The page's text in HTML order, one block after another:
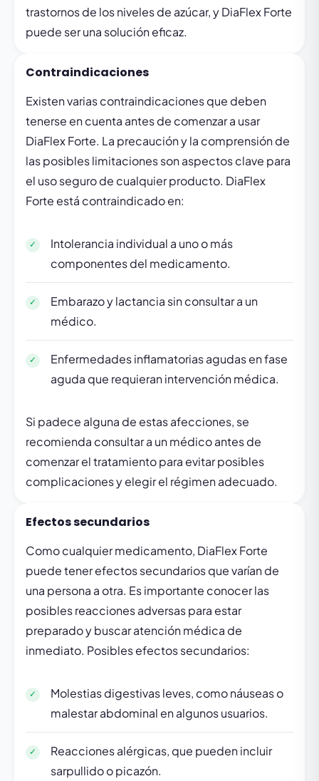
trastornos de los niveles de azúcar, y DiaFlex Forte
puede ser una solución eficaz.
Contraindicaciones
Existen varias contraindicaciones que deben
tenerse en cuenta antes de comenzar a usar
DiaFlex Forte. La precaución y la comprensión de
las posibles limitaciones son aspectos clave para
el uso seguro de cualquier producto. DiaFlex
Forte está contraindicado en:
Intolerancia individual a uno o más
componentes del medicamento.
Embarazo y lactancia sin consultar a un
médico.
Enfermedades inflamatorias agudas en fase
aguda que requieran intervención médica.
Si padece alguna de estas afecciones, se
recomienda consultar a un médico antes de
comenzar el tratamiento para evitar posibles
complicaciones y elegir el régimen adecuado.
Efectos secundarios
Como cualquier medicamento, DiaFlex Forte
puede tener efectos secundarios que varían de
una persona a otra. Es importante conocer las
posibles reacciones adversas para estar
preparado y buscar atención médica de
inmediato. Posibles efectos secundarios:
Molestias digestivas leves, como náuseas o
malestar abdominal en algunos usuarios.
Reacciones alérgicas, que pueden incluir
sarpullido o picazón.